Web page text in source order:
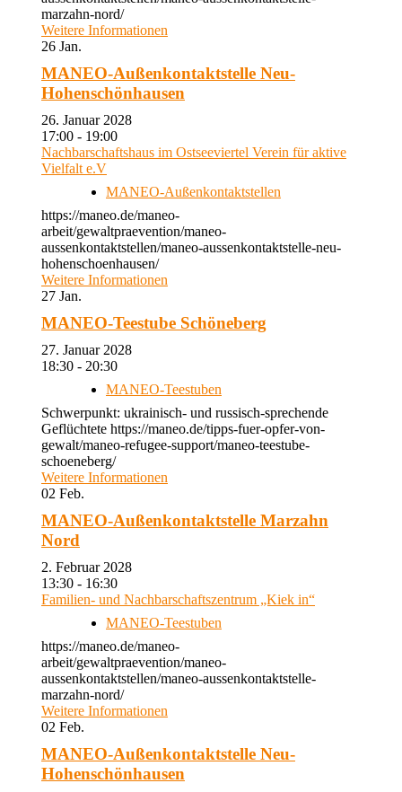
marzahn-nord/
Weitere Informationen
26 Jan.
MANEO-Außenkontaktstelle Neu-
Hohenschönhausen
26. Januar 2028
17:00 - 19:00
Nachbarschaftshaus im Ostseeviertel Verein für aktive
Vielfalt e.V
MANEO-Außenkontaktstellen
https://maneo.de/maneo-
arbeit/gewaltpraevention/maneo-
aussenkontaktstellen/maneo-aussenkontaktstelle-neu-
hohenschoenhausen/
Weitere Informationen
27 Jan.
MANEO-Teestube Schöneberg
27. Januar 2028
18:30 - 20:30
MANEO-Teestuben
Schwerpunkt: ukrainisch- und russisch-sprechende
Geflüchtete https://maneo.de/tipps-fuer-opfer-von-
gewalt/maneo-refugee-support/maneo-teestube-
schoeneberg/
Weitere Informationen
02 Feb.
MANEO-Außenkontaktstelle Marzahn
Nord
2. Februar 2028
13:30 - 16:30
Familien- und Nachbarschaftszentrum „Kiek in“
MANEO-Teestuben
https://maneo.de/maneo-
arbeit/gewaltpraevention/maneo-
aussenkontaktstellen/maneo-aussenkontaktstelle-
marzahn-nord/
Weitere Informationen
02 Feb.
MANEO-Außenkontaktstelle Neu-
Hohenschönhausen